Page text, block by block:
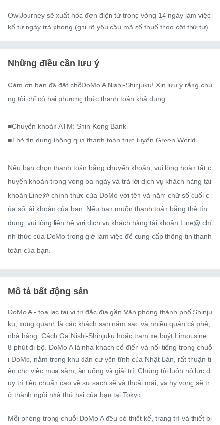
OwlJourney sẽ xuất hóa đơn điện tử trong vòng 14 ngày làm việc
kể từ ngày trả phòng (ghi rõ yêu cầu mã số thuế theo cột thứ tự).
Những điều cần lưu ý
Cảm ơn bạn đã đặt chỗDoMo A Nishi-Shinjuku! Xin lưu ý rằng chú
ng tôi chỉ có hai phương thức thanh toán khả dụng:
■Chuyển khoản ATM: Shin Kong Bank
■Thẻ tín dụng thông qua thanh toán trực tuyến Green World
Nếu bạn chọn thanh toán bằng chuyển khoản, vui lòng hoàn tất c
huyển khoản trong vòng ba ngày và trả lời dịch vụ khách hàng tài
khoản Line@ chính thức của DoMo với tên và năm chữ số cuối c
ủa số tài khoản của bạn. Nếu bạn muốn thanh toán bằng thẻ tín
dụng, vui lòng liên hệ với dịch vụ khách hàng tài khoản Line@ chí
nh thức của DoMo trong giờ làm việc để cung cấp thông tin thanh
toán của bạn.
Mô tả bất động sản
DoMo A - tọa lạc tại vị trí đắc địa gần Văn phòng thành phố Shinju
ku, xung quanh là các khách sạn năm sao và nhiều quán cà phê,
nhà hàng. Cách Ga Nishi-Shinjuku hoặc trạm xe buýt Limousine
8 phút đi bộ. DoMo A là nhà khách cổ điển và nổi tiếng trong chuỗ
i DoMo, nằm trong khu dân cư yên tĩnh của Nhật Bản, rất thuận ti
ện cho việc mua sắm, ăn uống và giải trí. Chúng tôi luôn nỗ lực d
uy trì tiêu chuẩn cao về sự sạch sẽ và thoải mái, và hy vọng sẽ tr
ở thành ngôi nhà thứ hai của bạn tại Tokyo.
Mỗi phòng trong chuỗi DoMo A đều có thiết kế, trang trí và thiết bị